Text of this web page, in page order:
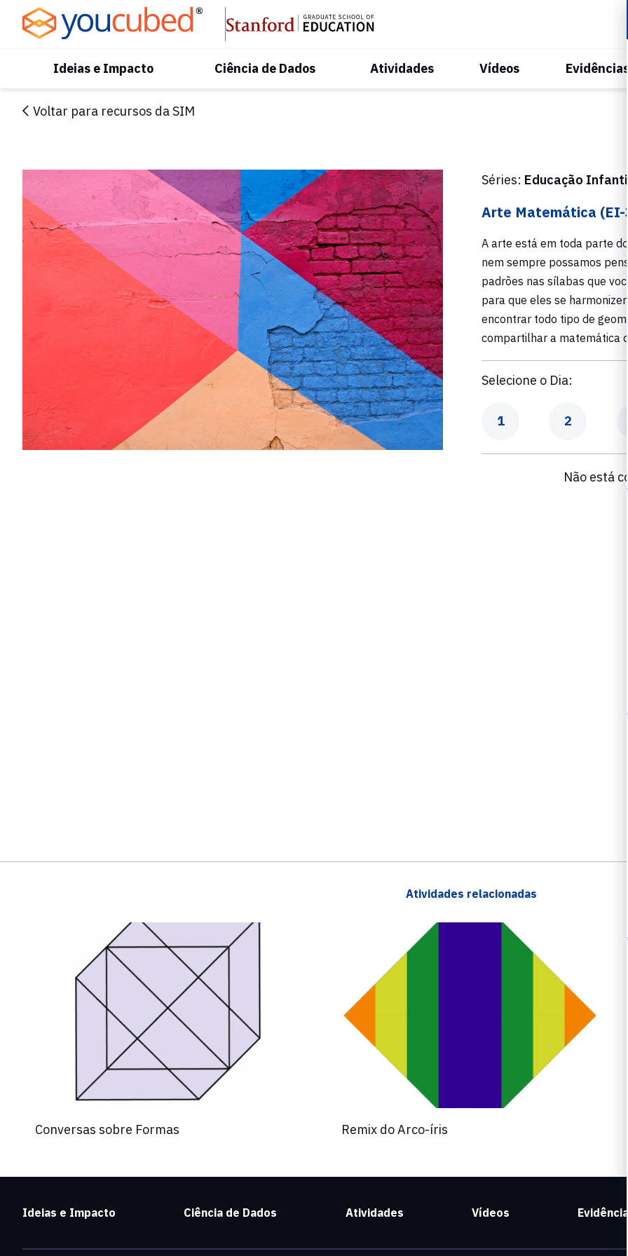
Content
Ideias e Impacto Ciência de Dados Atividades Vídeos Evidências
Voltar para recursos da SIM
Séries: Educação Infantil
Arte Matemática (EI-
A arte está em toda parte
nem sempre possamos
padrões nas sílabas que
para que eles se
encontrar todo tipo de
compartilhar a matemática
Selecione o Dia:
Dia
1 Dia
2
Não está
Atividades relacionadas
Conversas sobre Formas Remix do Arco-íris
Ideias e Impacto Ciência de Dados Atividades Vídeos Evidências